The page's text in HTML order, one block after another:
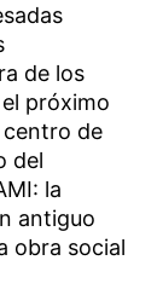
de los
próximo
centro de
del
la
antiguo
obra social